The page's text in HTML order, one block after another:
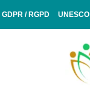
GDPR / RGPD UNESCO